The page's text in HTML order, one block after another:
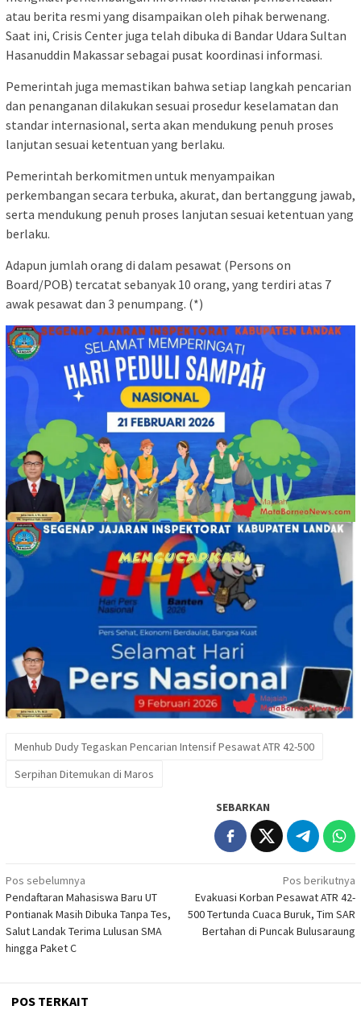
atau berita resmi yang disampaikan oleh pihak berwenang.
Saat ini, Crisis Center juga telah dibuka di Bandar Udara Sultan
Hasanuddin Makassar sebagai pusat koordinasi informasi.
Pemerintah juga memastikan bahwa setiap langkah pencarian
dan penanganan dilakukan sesuai prosedur keselamatan dan
standar internasional, serta akan mendukung penuh proses
lanjutan sesuai ketentuan yang berlaku.
Pemerintah berkomitmen untuk menyampaikan
perkembangan secara terbuka, akurat, dan bertanggung jawab,
serta mendukung penuh proses lanjutan sesuai ketentuan yang
berlaku.
Adapun jumlah orang di dalam pesawat (Persons on
Board/POB) tercatat sebanyak 10 orang, yang terdiri atas 7
awak pesawat dan 3 penumpang. (*)
Menhub Dudy Tegaskan Pencarian Intensif Pesawat ATR 42-500
Serpihan Ditemukan di Maros
SEBARKAN
Navigasi
pos
Pos sebelumnya
Pendaftaran Mahasiswa Baru UT
Pontianak Masih Dibuka Tanpa Tes,
Salut Landak Terima Lulusan SMA
hingga Paket C
Pos berikutnya
Evakuasi Korban Pesawat ATR 42-
500 Tertunda Cuaca Buruk, Tim SAR
Bertahan di Puncak Bulusaraung
POS TERKAIT